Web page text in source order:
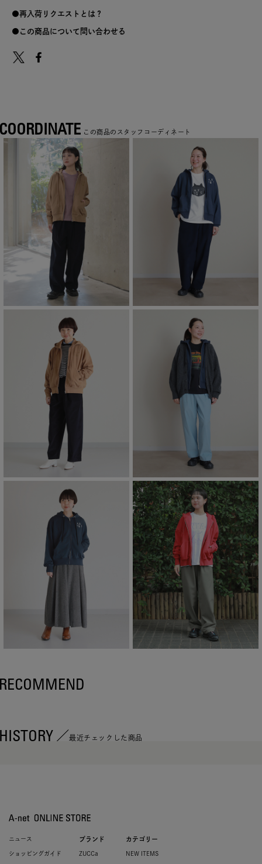
再入荷リクエストとは？
この商品について問い合わせる
この商品のスタッフコーディネート
最近チェックした商品
ニュース
ショッピングガイド
ブランド
ZUCCa
カテゴリー
NEW ITEMS